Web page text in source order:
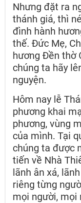
Nhưng đặt ra
thánh giá, thì
đình hành
thế. Đức Mẹ,
hương Đền thờ
chúng ta hãy
nguyện.
Hôm nay lễ
phương khai
phương, vùng
của mình. Tại
chúng ta được
tiến về Nhà
lãnh ân xá,
riêng từng
mọi người, mọi